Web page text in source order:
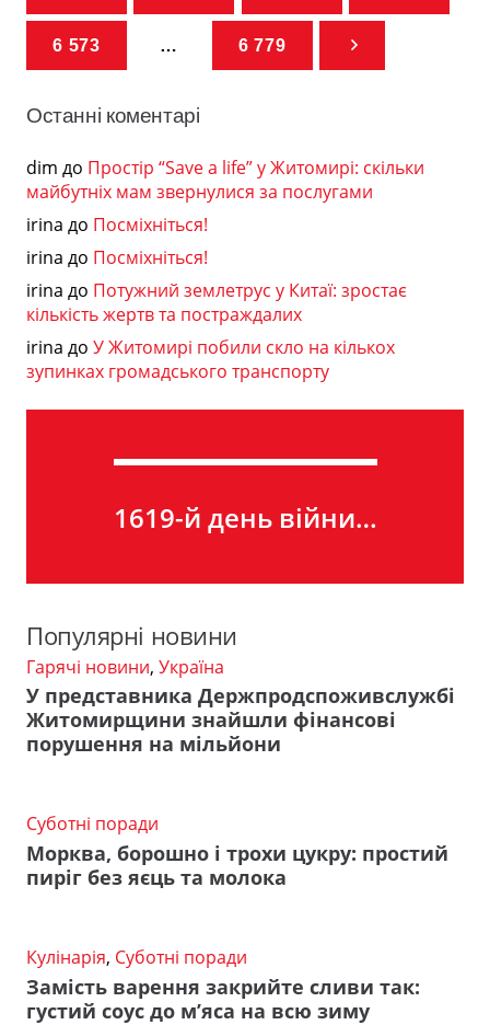
6 573 … 6 779
Останні коментарі
dim до Простір “Save a life” у Житомирі: скільки
майбутніх мам звернулися за послугами
irina до Посміхніться!
irina до Посміхніться!
irina до Потужний землетрус у Китаї: зростає
кількість жертв та постраждалих
irina до У Житомирі побили скло на кількох
зупинках громадського транспорту
1619-й день війни…
Популярні новини
Гарячі новини, Україна
У представника Держпродспоживслужбі
Житомирщини знайшли фінансові
порушення на мільйони
Суботні поради
Морква, борошно і трохи цукру: простий
пиріг без яєць та молока
Кулінарія, Суботні поради
Замість варення закрийте сливи так:
густий соус до м’яса на всю зиму